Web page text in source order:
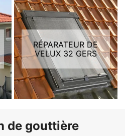
RÉPARATEUR DE
VELUX 32 GERS
de gouttière